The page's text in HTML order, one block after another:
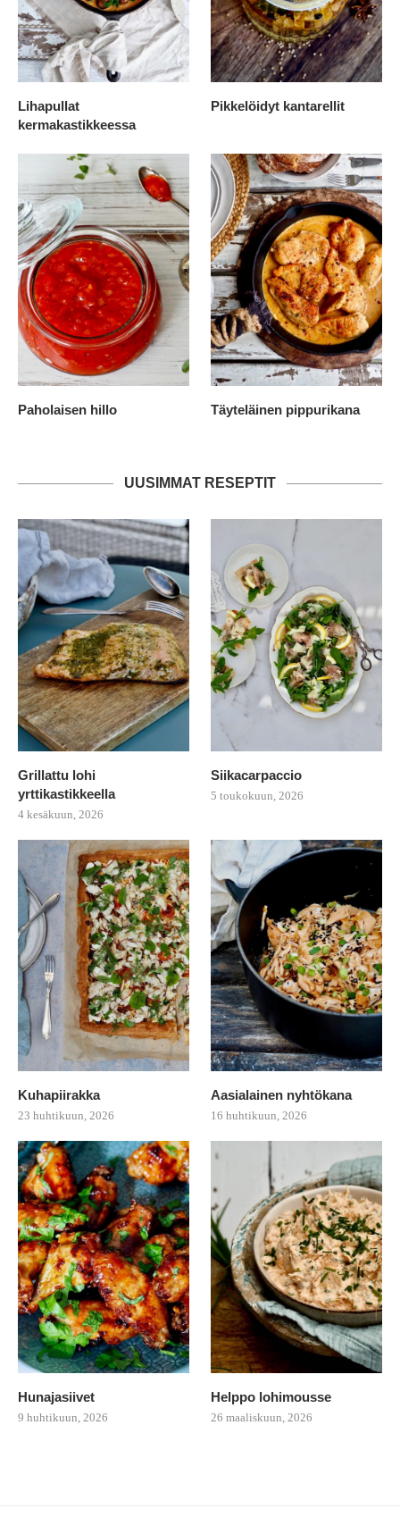
Lihapullat
kermakastikkeessa
Pikkelöidyt kantarellit
Paholaisen hillo Täyteläinen pippurikana
UUSIMMAT RESEPTIT
Grillattu lohi
yrttikastikkeella
4 kesäkuun, 2026
Siikacarpaccio
5 toukokuun, 2026
Kuhapiirakka
23 huhtikuun, 2026
Aasialainen nyhtökana
16 huhtikuun, 2026
Hunajasiivet
9 huhtikuun, 2026
Helppo lohimousse
26 maaliskuun, 2026